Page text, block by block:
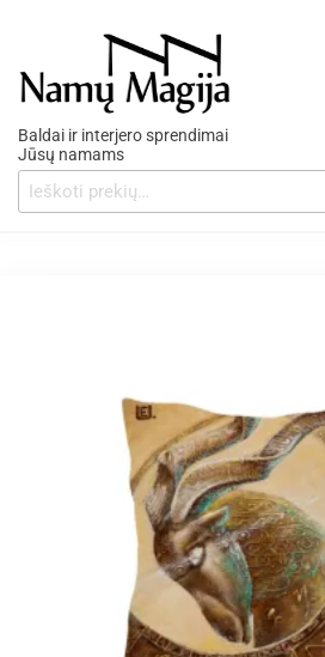
Baldai ir interjero sprendimai
Jūsų namams